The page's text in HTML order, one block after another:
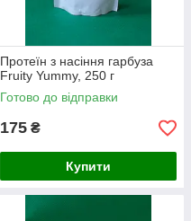
Протеїн з насіння гарбуза
Fruity Yummy, 250 г
Готово до відправки
175 ₴
Купити